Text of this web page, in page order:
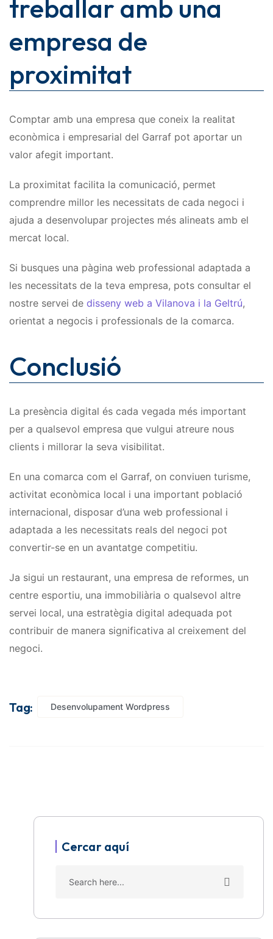
treballar amb una
empresa de
proximitat
Comptar amb una empresa que coneix la realitat
econòmica i empresarial del Garraf pot aportar un
valor afegit important.
La proximitat facilita la comunicació, permet
comprendre millor les necessitats de cada negoci i
ajuda a desenvolupar projectes més alineats amb el
mercat local.
Si busques una pàgina web professional adaptada a
les necessitats de la teva empresa, pots consultar el
nostre servei de disseny web a Vilanova i la Geltrú,
orientat a negocis i professionals de la comarca.
Conclusió
La presència digital és cada vegada més important
per a qualsevol empresa que vulgui atreure nous
clients i millorar la seva visibilitat.
En una comarca com el Garraf, on conviuen turisme,
activitat econòmica local i una important població
internacional, disposar d’una web professional i
adaptada a les necessitats reals del negoci pot
convertir-se en un avantatge competitiu.
Ja sigui un restaurant, una empresa de reformes, un
centre esportiu, una immobiliària o qualsevol altre
servei local, una estratègia digital adequada pot
contribuir de manera significativa al creixement del
negoci.
Tag: Desenvolupament Wordpress
Cercar aquí